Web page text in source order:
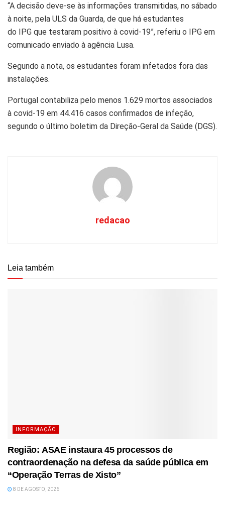
“A decisão deve-se às informações transmitidas, no sábado
à noite, pela ULS da Guarda, de que há estudantes
do IPG que testaram positivo à covid-19”, referiu o IPG em
comunicado enviado à agência Lusa.
Segundo a nota, os estudantes foram infetados fora das
instalações.
Portugal contabiliza pelo menos 1.629 mortos associados
à covid-19 em 44.416 casos confirmados de infeção,
segundo o último boletim da Direção-Geral da Saúde (DGS).
redacao
Leia também
INFORMAÇÃO
Região: ASAE instaura 45 processos de
contraordenação na defesa da saúde pública em
“Operação Terras de Xisto”
8 DE AGOSTO, 2026